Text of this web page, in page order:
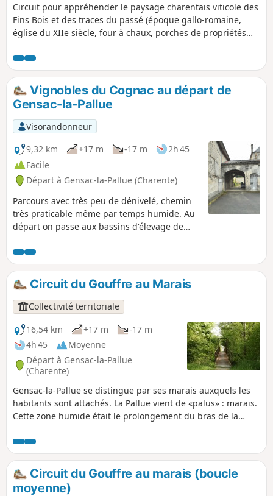
Circuit pour appréhender le paysage charentais viticole des
Fins Bois et des traces du passé (époque gallo-romaine,
église du XIIe siècle, four à chaux, porches de propriétés
Vignobles du Cognac au départ de
Gensac-la-Pallue
Visorandonneur
9,32 km
+17 m -17 m
2h 45
Facile
Départ à Gensac-la-Pallue (Charente)
Parcours avec très peu de dénivelé, chemin
très praticable même par temps humide. Au
départ on passe aux bassins d'élevage de
viticoles.
Circuit du Gouffre au Marais
Collectivité territoriale
16,54 km
+17 m
-17 m
4h 45
Moyenne
Départ à Gensac-la-Pallue
(Charente)
Gensac-la-Pallue se distingue par ses marais auxquels les
habitants sont attachés. La Pallue vient de «palus» : marais.
Cette zone humide était le prolongement du bras de la
devint commune indépendante à la Révolution. Les deux
communes de Gensac et de La Pallue furent réunies en
1857, à l'exception des villages de Roissac.
Circuit du Gouffre au marais (boucle
moyenne)